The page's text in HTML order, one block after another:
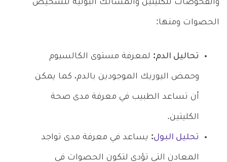
والفحوصات للكليتين والمسالك البولية لتشخيض
الحصوات ومنها:
تحاليل الدم: لمعرفة مستوى الكالسيوم
وحمض اليوريك الموجودين بالدم، كما يمكن
أن تساعد الطبيب في معرفة مدى صحة
الكليتين.
تحليل البول: يساعد في معرفة مدى تواجد
المعادن التي تؤدي لتكون الحصوات في